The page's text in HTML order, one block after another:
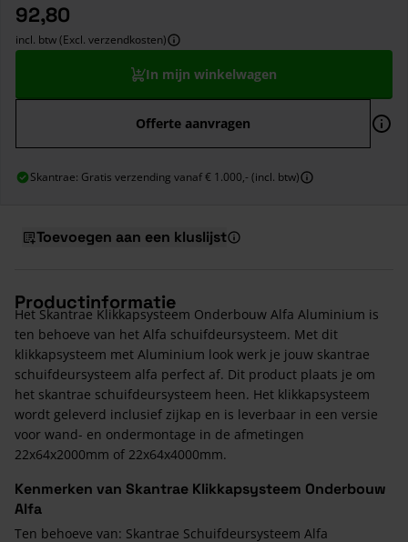
92,80
incl. btw (Excl. verzendkosten)
In mijn winkelwagen
Offerte aanvragen
Skantrae: Gratis verzending vanaf € 1.000,- (incl. btw)
Toevoegen aan een kluslijst
Productinformatie
Het Skantrae Klikkapsysteem Onderbouw Alfa Aluminium is
ten behoeve van het Alfa schuifdeursysteem. Met dit
klikkapsysteem met Aluminium look werk je jouw skantrae
schuifdeursysteem alfa perfect af. Dit product plaats je om
het skantrae schuifdeursysteem heen. Het klikkapsysteem
wordt geleverd inclusief zijkap en is leverbaar in een versie
voor wand- en ondermontage in de afmetingen
22x64x2000mm of 22x64x4000mm.
Kenmerken van Skantrae Klikkapsysteem Onderbouw
Alfa
Ten behoeve van: Skantrae Schuifdeursysteem Alfa